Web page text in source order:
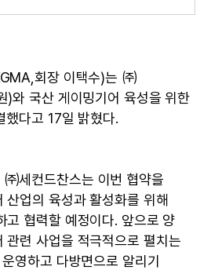
회장 이택수)는 ㈜
)와 국산 게이밍기어 육성을 위한
다고 17일 밝혔다.
세컨드찬스는 이번 협약을
산업의 육성과 활성화를 위해
고 협력할 예정이다. 앞으로 양
관련 사업을 적극적으로 펼치는
영하고 다방면으로 알리기